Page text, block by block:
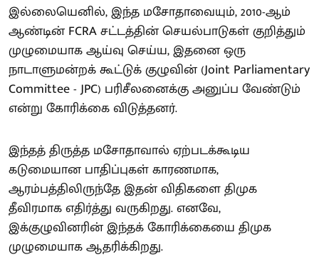
இல்லையெனில், இந்த மசோதாவையும், 2010-ஆம்
ஆண்டின் FCRA சட்டத்தின் செயல்பாடுகள் குறித்தும்
முழுமையாக ஆய்வு செய்ய, இதனை ஒரு
நாடாளுமன்றக் கூட்டுக் குழுவின் (Joint Parliamentary
Committee - JPC) பரிசீலனைக்கு அனுப்ப வேண்டும்
என்று கோரிக்கை விடுத்தனர்.
இந்தத் திருத்த மசோதாவால் ஏற்படக்கூடிய
கடுமையான பாதிப்புகள் காரணமாக,
ஆரம்பத்திலிருந்தே இதன் விதிகளை திமுக
தீவிரமாக எதிர்த்து வருகிறது. எனவே,
இக்குழுவினரின் இந்தக் கோரிக்கையை திமுக
முழுமையாக ஆதரிக்கிறது.